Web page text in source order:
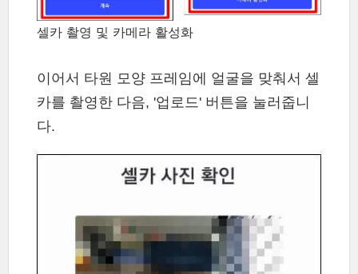
셀카 촬영 및 카메라 활성화
이어서 타원 모양 프레임에 얼굴을 맞춰서 셀
카를 촬영한 다음, '업로드' 버튼을 눌러줍니
다.